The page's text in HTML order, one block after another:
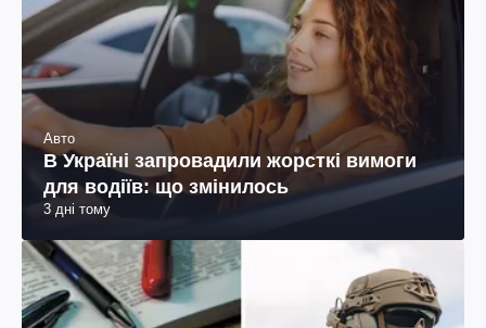
Авто
В Україні запровадили жорсткі вимоги
для водіїв: що змінилось
3 дні тому